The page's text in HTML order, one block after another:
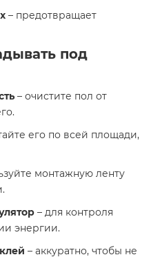
– предотвращает
под
– очистите пол от
его по всей площади,
монтажную ленту
– для контроля
энергии.
– аккуратно, чтобы не